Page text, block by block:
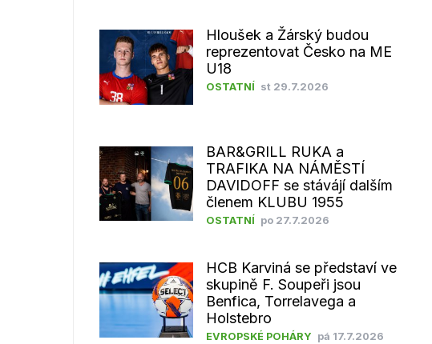
Hloušek a Žárský budou
reprezentovat Česko na ME
U18
OSTATNÍ st 29.7.2026
BAR&GRILL RUKA a
TRAFIKA NA NÁMĚSTÍ
DAVIDOFF se stávájí dalším
členem KLUBU 1955
OSTATNÍ po 27.7.2026
HCB Karviná se představí ve
skupině F. Soupeři jsou
Benfica, Torrelavega a
Holstebro
EVROPSKÉ POHÁRY pá 17.7.2026